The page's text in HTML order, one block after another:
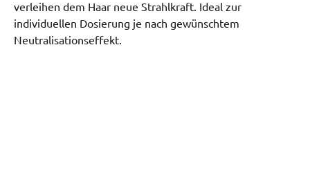
verleihen dem Haar neue Strahlkraft. Ideal zur
individuellen Dosierung je nach gewünschtem
Neutralisationseffekt.